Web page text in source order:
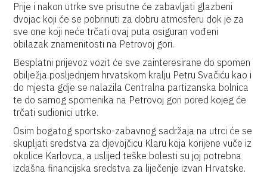
Prije i nakon utrke sve prisutne će zabavljati glazbeni
dvojac koji će se pobrinuti za dobru atmosferu dok je za
sve one koji neće trčati ovaj puta osiguran vođeni
obilazak znamenitosti na Petrovoj gori.
Besplatni prijevoz vozit će sve zainteresirane do spomen
obilježja posljednjem hrvatskom kralju Petru Svačiću kao i
do mjesta gdje se nalazila Centralna partizanska bolnica
te do samog spomenika na Petrovoj gori pored kojeg će
trčati sudionici utrke.
Osim bogatog sportsko-zabavnog sadržaja na utrci će se
skupljati sredstva za djevojčicu Klaru koja korijene vuče iz
okolice Karlovca, a uslijed teške bolesti su joj potrebna
izdašna financijska sredstva za liječenje izvan Hrvatske.